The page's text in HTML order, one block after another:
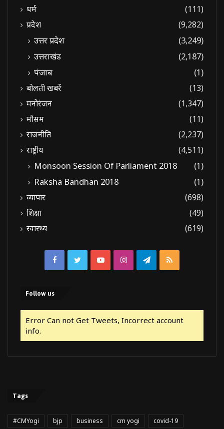
धर्म
(111)
प्रदेश
(9,282)
उत्तर प्रदेश
(3,249)
उत्तराखंड
(2,187)
पंजाब
(1)
बोलती खबरें
(13)
मनोरंजन
(1,347)
मौसम
(11)
राजनीति
(2,237)
राष्ट्रीय
(4,511)
Monsoon Session Of Parliament 2018
(1)
Raksha Bandhan 2018
(1)
व्यापार
(698)
शिक्षा
(49)
स्वास्थ्य
(619)
FacebookTwitterYouTubeInstagramTelegram
RSS
Follow us
Error Can not Get Tweets, Incorrect account
info.
Tags
#CMYogi bjp business cm yogi covid-19